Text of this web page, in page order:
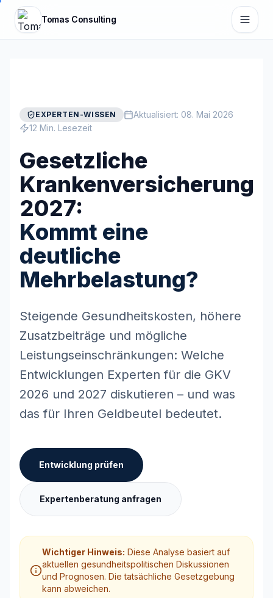
Zum Hauptinhalt springen
Tomas Consulting
EXPERTEN-WISSEN Aktualisiert: 08. Mai 2026
12 Min. Lesezeit
Gesetzliche
Krankenversicherung
2027:
Kommt eine
deutliche
Mehrbelastung?
Steigende Gesundheitskosten, höhere
Zusatzbeiträge und mögliche
Leistungseinschränkungen: Welche
Entwicklungen Experten für die GKV
2026 und 2027 diskutieren – und was
das für Ihren Geldbeutel bedeutet.
Entwicklung prüfen
Expertenberatung anfragen
Wichtiger Hinweis: Diese Analyse basiert auf
aktuellen gesundheitspolitischen Diskussionen
und Prognosen. Die tatsächliche Gesetzgebung
kann abweichen.